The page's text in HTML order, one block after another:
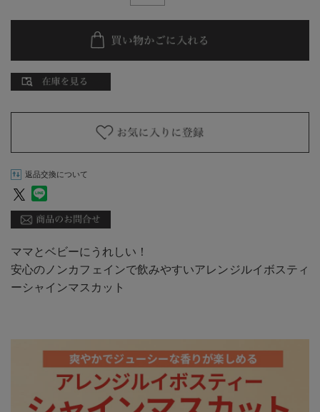
返品交換について
ママとベビーにうれしい！
安心のノンカフェインで飲みやすいアレンジルイボスティ
ーシャインマスカット